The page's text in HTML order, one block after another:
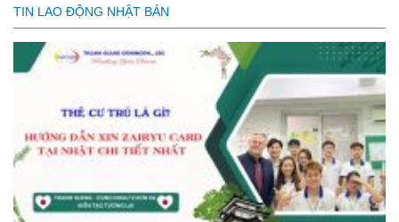
TIN LAO ĐỘNG NHẬT BẢN